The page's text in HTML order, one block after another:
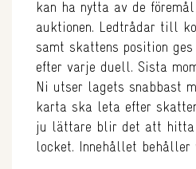
kan ha nytta av de
auktionen. Ledtrådar till
samt skattens position
efter varje duell. Sista
Ni utser lagets snabbast
karta ska leta efter
ju lättare blir det att hitta
locket. Innehållet behåller